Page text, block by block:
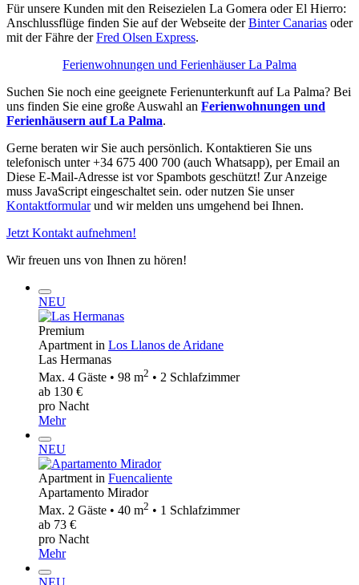
Für unsere Kunden mit den Reisezielen La Gomera oder El Hierro:
Anschlussflüge finden Sie auf der Webseite derBinter Canarias oder
mit der Fähre derFred Olsen Express.
Ferienwohnungen und Ferienhäuser La Palma
Suchen Sie noch eine geeignete Ferienunterkunft auf La Palma? Bei
uns finden Sie eine große Auswahl an Ferienwohnungen und
Ferienhäusern auf La Palma.
Gerne beraten wir Sie auch persönlich. Kontaktieren Sie uns
telefonisch unter +34 675 400 700 (auch Whatsapp), per Email an
Diese E-Mail-Adresse ist vor Spambots geschützt! Zur Anzeige
muss JavaScript eingeschaltet sein. oder nutzen Sie unser
Kontaktformularund wir melden uns umgehend bei Ihnen.
Jetzt Kontakt aufnehmen!
Wir freuen uns von Ihnen zu hören!
NEU
Premium
Apartment in Los Llanos de Aridane
Las Hermanas
Max. 4 Gäste • 98 m2 • 2 Schlafzimmer
ab 130 €
pro Nacht
Mehr
NEU
Apartment in Fuencaliente
Apartamento Mirador
Max. 2 Gäste • 40 m2 • 1 Schlafzimmer
ab 73 €
pro Nacht
Mehr